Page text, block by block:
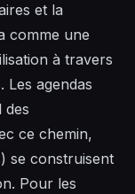
et la
comme une
à travers
Les agendas
des
ce chemin,
se construisent
Pour les